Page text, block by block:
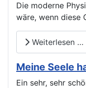
Die moderne
wäre, wenn diese
Weiterlesen …
Meine Seele
Ein sehr, sehr